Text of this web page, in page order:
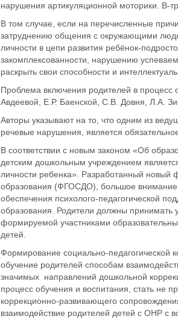
нарушения артикуляционной моторики. В-
В том случае, если на перечисленные
затруднению общения с окружающими
личности в цепи развития ребёнок-
закомплексованности, нарушению
раскрыть свои способности и
Проблема включения родителей в процесс
Авдеевой, Е.Р. Баенской, С.В. Довня, Л.А.
Авторы указывают на то, что одним из
речевые нарушения, является
В соответствии с новым законом «Об
детским дошкольным учреждением
личности ребенка». Разработанный новый
образования (ФГОСДО), большое внимание
обеспечения психолого-педагогической
образования. Родители должны принимать
формируемой участниками
детей.
Формирование социально-педагогической
обучение родителей способам
значимых направлений дошкольной
процесс обучения и воспитания, стать не
коррекционно-развивающего
взаимодействие родителей детей с ОНР с